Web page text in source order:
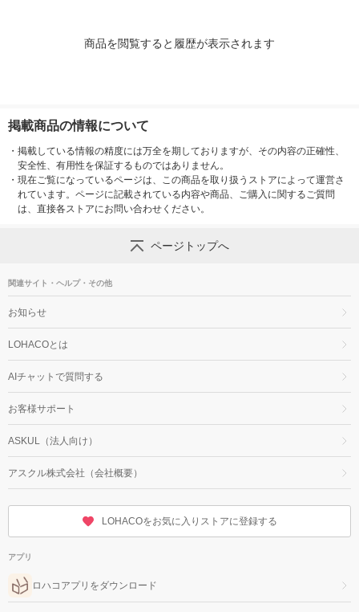
商品を閲覧すると履歴が表示されます
掲載商品の情報について
・ 掲載している情報の精度には万全を期しておりますが、その内容の正確性、
安全性、有用性を保証するものではありません。
・ 現在ご覧になっているページは、この商品を取り扱うストアによって運営さ
れています。ページに記載されている内容や商品、ご購入に関するご質問
は、直接各ストアにお問い合わせください。
ページトップへ
関連サイト・ヘルプ・その他
お知らせ
LOHACOとは
AIチャットで質問する
お客様サポート
ASKUL（法人向け）
アスクル株式会社（会社概要）
LOHACOをお気に入りストアに登録する
アプリ
ロハコアプリをダウンロード